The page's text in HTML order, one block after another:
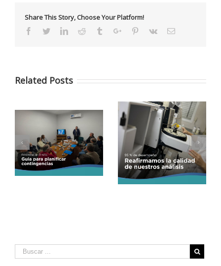
Share This Story, Choose Your Platform!
Facebook
TwitterLinkedinReddit TumblrGoogle+Pinterest
Vk Email
Related Posts
Un nuevo ensayo
interlaboratorio validó
la calidad de nuestros
análisis
Día Internacional libre
de bolsas de plásticos